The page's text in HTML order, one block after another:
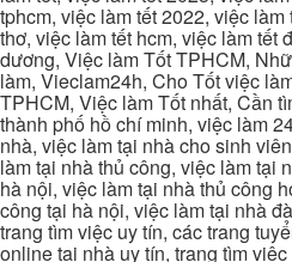
tphcm, việc làm tết 2022, việc
thơ, việc làm tết hcm, việc làm tết
dương, Việc làm Tốt TPHCM,
làm, Vieclam24h, Cho Tốt việc
TPHCM, Việc làm Tốt nhất, Cần
thành phố hồ chí minh, việc làm
nhà, việc làm tại nhà cho sinh
làm tại nhà thủ công, việc làm tại
hà nội, việc làm tại nhà thủ công
công tại hà nội, việc làm tại nhà
trang tìm việc uy tín, các trang
online tại nhà uy tín, trang tìm